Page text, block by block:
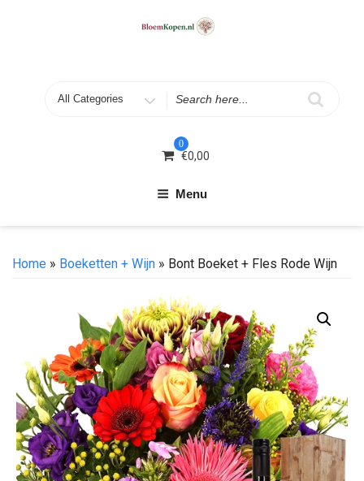
0
€0,00
Menu
Home » Boeketten + Wijn » Bont Boeket + Fles Rode Wijn